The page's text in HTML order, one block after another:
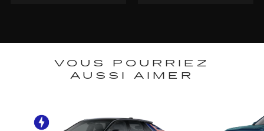
VOUS POURRIEZ
AUSSI AIMER